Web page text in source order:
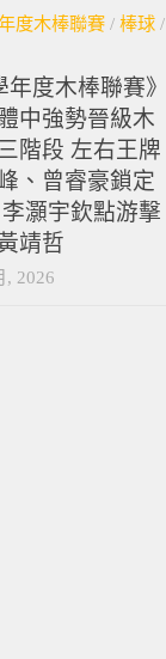
度木棒聯賽 / 棒球 /
年度木棒聯賽》
中強勢晉級木
階段 左右王牌
、曾睿豪鎖定
灝宇欽點游擊
靖哲
, 2026